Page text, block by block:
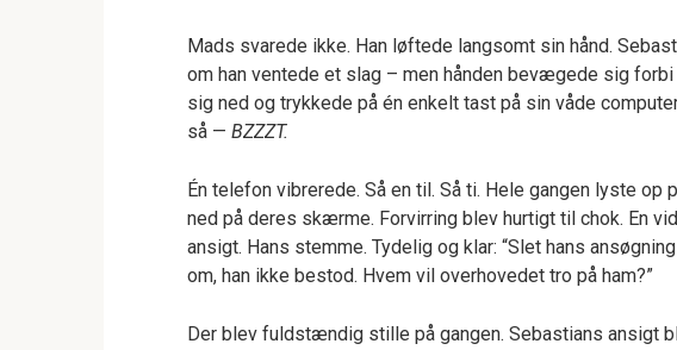
Mads svarede ikke. Han løftede langsomt sin hånd.
om han ventede et slag – men hånden bevægede sig
sig ned og trykkede på én enkelt tast på sin våde
så — BZZZT.
Én telefon vibrerede. Så en til. Så ti. Hele gangen lyste op
ned på deres skærme. Forvirring blev hurtigt til chok. En
ansigt. Hans stemme. Tydelig og klar: “Slet hans
om, han ikke bestod. Hvem vil overhovedet tro på ham?”
Der blev fuldstændig stille på gangen. Sebastians ansigt